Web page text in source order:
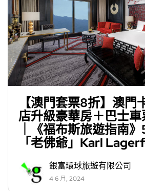
【澳門套票8折】澳門
店升級豪華房＋巴士
｜《福布斯旅遊指南
「老佛爺」Karl
銀富環球旅遊有限公司
4 6 月, 2024